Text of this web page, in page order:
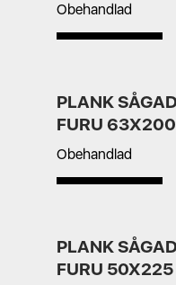
Obehandlad
PLANK
FURU 63X200
Obehandlad
PLANK
FURU 50X225